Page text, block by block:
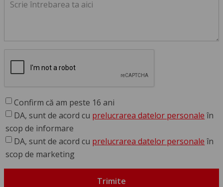
Confirm că am peste 16 ani
DA, sunt de acord cu prelucrarea datelor personale în
scop de informare
DA, sunt de acord cu prelucrarea datelor personale în
scop de marketing
Trimite